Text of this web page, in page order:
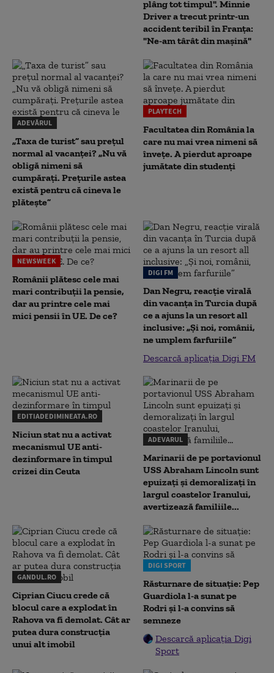
plâng tot timpul". Minnie
Driver a trecut printr-un
accident teribil în Franța:
"Ne-am târât din mașină"
ADEVĂRUL
„Taxa de turist” sau prețul
normal al vacanței? „Nu vă
obligă nimeni să
cumpărați. Prețurile astea
există pentru că cineva le
plătește”
PLAYTECH
Facultatea din România la
care nu mai vrea nimeni să
înveţe. A pierdut aproape
jumătate din studenţi
NEWSWEEK
Românii plătesc cele mai
mari contribuții la pensie,
dar au printre cele mai
mici pensii în UE. De ce?
DIGI FM
Dan Negru, reacție virală
din vacanța în Turcia după
ce a ajuns la un resort all
inclusive: „Și noi, românii,
ne umplem farfuriile”
Descarcă aplicația Digi FM
EDITIADEDIMINEATA.RO
Niciun stat nu a activat
mecanismul UE anti-
dezinformare în timpul
crizei din Ceuta
ADEVARUL
Marinarii de pe portavionul
USS Abraham Lincoln sunt
epuizați și demoralizați în
largul coastelor Iranului,
avertizează familiile...
GANDUL.RO
Ciprian Ciucu crede că
blocul care a explodat în
Rahova va fi demolat. Cât ar
putea dura construcția
unui alt imobil
DIGI SPORT
Răsturnare de situație: Pep
Guardiola l-a sunat pe
Rodri și l-a convins să
semneze
Descarcă aplicația Digi
Sport